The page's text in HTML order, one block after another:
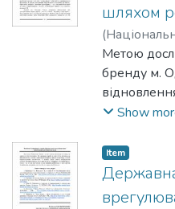
шляхом
(
Мірошкін,
Метою
бренду м.
формування
Show
Item